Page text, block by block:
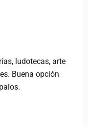
ludotecas, arte
Buena opción